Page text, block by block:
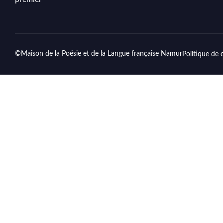
©Maison de la Poésie et de la Langue française NamurPolitique de